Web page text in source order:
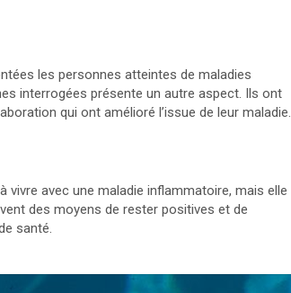
les personnes atteintes de maladies
interrogées présente un autre aspect. Ils ont
qui ont amélioré l’issue de leur maladie.
vivre avec une maladie inflammatoire, mais elle
des moyens de rester positives et de
santé.